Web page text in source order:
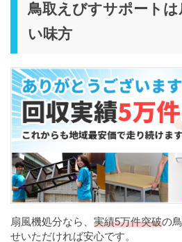
鳥取えびすサポート
い味方
扇風機処分なら、 実績5万件突破の
せいただければ安心です。